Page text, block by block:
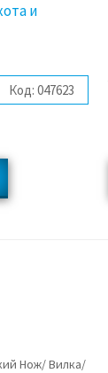
и
Код: 047623